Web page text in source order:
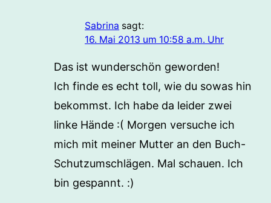
Sabrina sagt:
16. Mai 2013 um 10:58 a.m. Uhr
Das ist wunderschön geworden!
Ich finde es echt toll, wie du sowas hin
bekommst. Ich habe da leider zwei
linke Hände :( Morgen versuche ich
mich mit meiner Mutter an den Buch-
Schutzumschlägen. Mal schauen. Ich
bin gespannt. :)